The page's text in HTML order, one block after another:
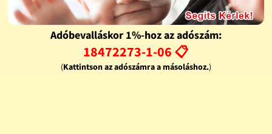
Adóbevalláskor 1%-hoz az adószám:
18472273-1-06 📋
(Kattintson az adószámra a másoláshoz.)